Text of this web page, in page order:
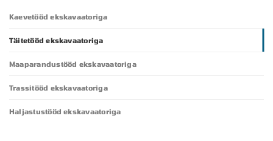
Kaevetööd ekskavaatoriga
Täitetööd ekskavaatoriga
Maaparandustööd ekskavaatoriga
Trassitööd ekskavaatoriga
Haljastustööd ekskavaatoriga